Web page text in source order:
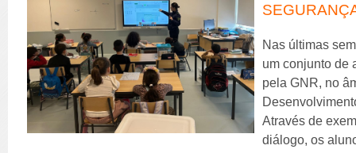
Nas últimas
um conjunto de
pela GNR, no
Através de
diálogo, os